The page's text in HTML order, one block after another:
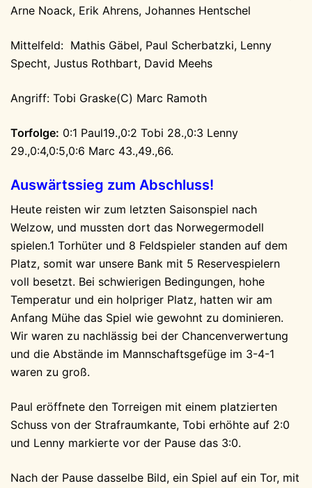
Arne Noack, Erik Ahrens, Johannes Hentschel
Mittelfeld: Mathis Gäbel, Paul Scherbatzki, Lenny
Specht, Justus Rothbart, David Meehs
Angriff: Tobi Graske(C) Marc Ramoth
Torfolge: 0:1 Paul19.,0:2 Tobi 28.,0:3 Lenny
29.,0:4,0:5,0:6 Marc 43.,49.,66.
Auswärtssieg zum Abschluss!
Heute reisten wir zum letzten Saisonspiel nach
Welzow, und mussten dort das Norwegermodell
spielen.1 Torhüter und 8 Feldspieler standen auf dem
Platz, somit war unsere Bank mit 5 Reservespielern
voll besetzt. Bei schwierigen Bedingungen, hohe
Temperatur und ein holpriger Platz, hatten wir am
Anfang Mühe das Spiel wie gewohnt zu dominieren.
Wir waren zu nachlässig bei der Chancenverwertung
und die Abstände im Mannschaftsgefüge im 3-4-1
waren zu groß.
Paul eröffnete den Torreigen mit einem platzierten
Schuss von der Strafraumkante, Tobi erhöhte auf 2:0
und Lenny markierte vor der Pause das 3:0.
Nach der Pause dasselbe Bild, ein Spiel auf ein Tor, mit